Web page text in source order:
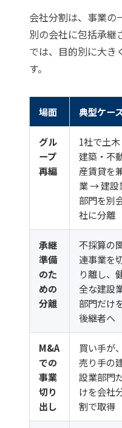
会社分割は、事業の
別の会社に包括承継
では、目的別に大き
す。
場面 典型ケー
グル
ープ
再編
1社で土木
建築・不
産賃貸を
業 → 建設
部門を別
社に分離
承継
準備
のた
めの
分離
不採算の
連事業を
り離し、
全な建設
部門だけ
後継者へ
M&A
での
事業
切り
出し
買い手が、
売り手の
設業部門
けを会社
割で取得